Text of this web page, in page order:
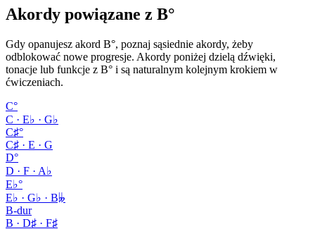
Akordy powiązane z B°
Gdy opanujesz akord B°, poznaj sąsiednie akordy, żeby
odblokować nowe progresje. Akordy poniżej dzielą dźwięki,
tonacje lub funkcje z B° i są naturalnym kolejnym krokiem w
ćwiczeniach.
C°
C · E♭ · G♭
C♯°
C♯ · E · G
D°
D · F · A♭
E♭°
E♭ · G♭ · B𝄫
B-dur
B · D♯ · F♯